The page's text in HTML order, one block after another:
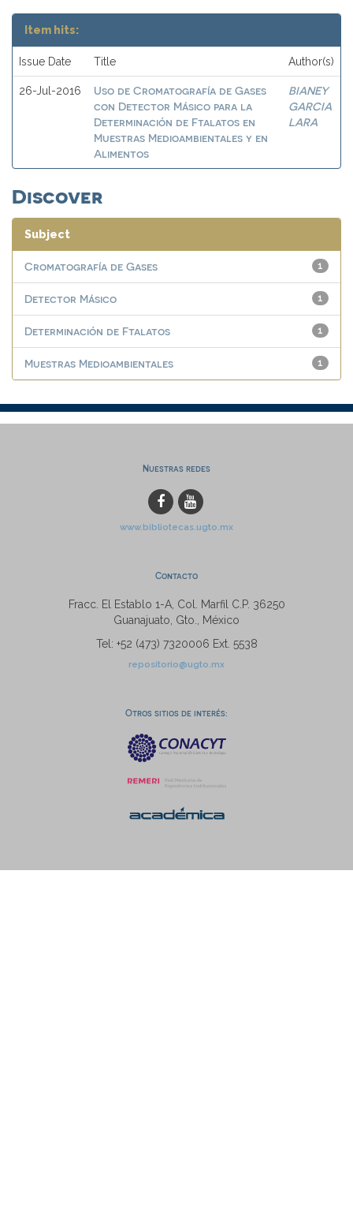
Item hits:
Issue Date Title Author(s)
26-Jul-2016
Uso de Cromatografía de Gases
con Detector Másico para la
Determinación de Ftalatos en
Muestras Medioambientales y en
Alimentos
BIANEY
GARCIA
LARA
Discover
Subject
1
Cromatografía de Gases
1
Detector Másico
1
Determinación de Ftalatos
1
Muestras Medioambientales
Nuestras redes
www.bibliotecas.ugto.mx
Contacto
Fracc. El Establo 1-A, Col. Marfil C.P. 36250
Guanajuato, Gto., México
Tel: +52 (473) 7320006 Ext. 5538
repositorio@ugto.mx
Otros sitios de interés: